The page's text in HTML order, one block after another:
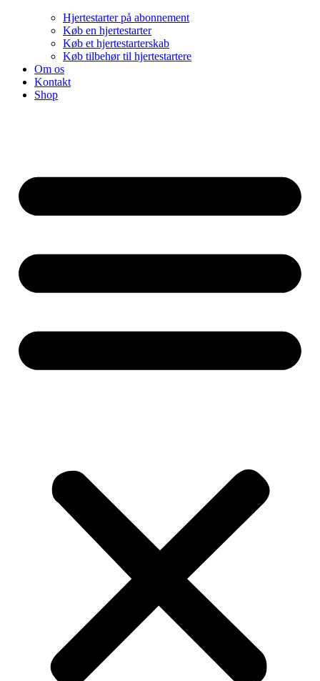
Hjertestarter på abonnement
Køb en hjertestarter
Køb et hjertestarterskab
Køb tilbehør til hjertestartere
Om os
Kontakt
Shop